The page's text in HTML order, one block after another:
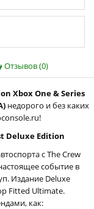
Отзывов (0)
Xbox One & Series
недорого и без каких
Deluxe Edition
с The Crew
событие в
Издание Deluxe
Fitted Ultimate.
как: